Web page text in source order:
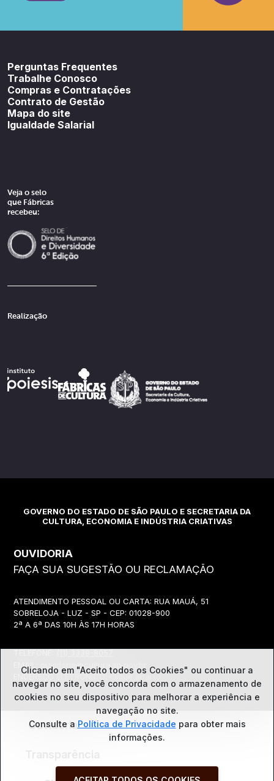
Perguntas Frequentes
Trabalhe Conosco
Compras e Contratações
Contrato de Gestão
Mapa do site
Igualdade Salarial
Veja o selo
que Fábricas
recebeu:
Realização
GOVERNO DO ESTADO DE SÃO PAULO E SECRETARIA DA
CULTURA, ECONOMIA E INDÚSTRIA CRIATIVAS
OUVIDORIA
FAÇA SUA SUGESTÃO OU RECLAMAÇÃO
ATENDIMENTO PESSOAL OU CARTA: RUA MAUÁ, 51
SOBRELOJA - LUZ - SP - CEP: 01028-900
2ª A 6ª DAS 10H ÀS 17H HORAS
EMAIL:
ouvidoria@cultura.sp.gov.br
ENDEREÇO ELETRÔNICO: clique abaixo
Ouvidoria
Clicando em "Aceito todos os Cookies" ou continuar a
navegar no site, você concorda com o armazenamento de
cookies no seu dispositivo para melhorar a experiência e
navegação no site.
Consulte a Política de Privacidade para obter mais
informações.